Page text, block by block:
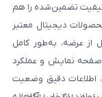
تضمین‌شده را هم
دیجیتال معتبر
از عرضه، به‌طور کامل
نمایش و عملکرد
اطلاعات دقیق وضعیت